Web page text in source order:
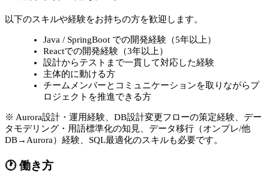
以下のスキルや経験をお持ちの方を歓迎します。
Java / SpringBoot での開発経験（5年以上）
Reactでの開発経験（3年以上）
設計からテストまで一貫して対応した経験
主体的に動ける方
チームメンバーとコミュニケーションを取りながらプ
ロジェクトを推進できる方
※ Aurora設計・運用経験、DB設計変更フローの策定経験、デー
タモデリング・用語標準化の知見、データ移行（オンプレ/他
DB→Aurora）経験、SQL最適化のスキルも必要です。
🕐 働き方